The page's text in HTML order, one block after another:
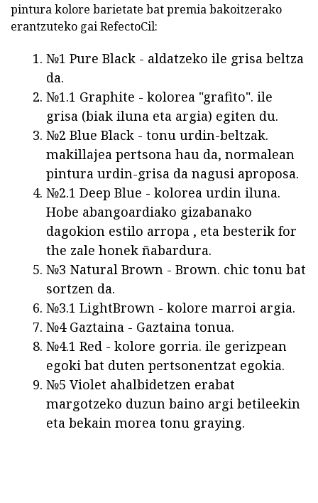
pintura kolore barietate bat premia bakoitzerako
erantzuteko gai RefectoCil:
№1 Pure Black - aldatzeko ile grisa beltza
da.
№1.1 Graphite - kolorea "grafito". ile
grisa (biak iluna eta argia) egiten du.
№2 Blue Black - tonu urdin-beltzak.
makillajea pertsona hau da, normalean
pintura urdin-grisa da nagusi aproposa.
№2.1 Deep Blue - kolorea urdin iluna.
Hobe abangoardiako gizabanako
dagokion estilo arropa , eta besterik for
the zale honek ñabardura.
№3 Natural Brown - Brown. chic tonu bat
sortzen da.
№3.1 LightBrown - kolore marroi argia.
№4 Gaztaina - Gaztaina tonua.
№4.1 Red - kolore gorria. ile gerizpean
egoki bat duten pertsonentzat egokia.
№5 Violet ahalbidetzen erabat
margotzeko duzun baino argi betileekin
eta bekain morea tonu graying.